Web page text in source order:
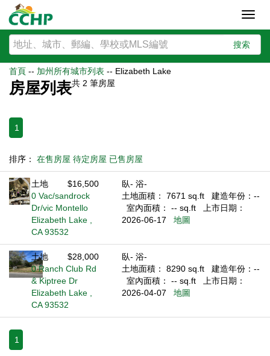
搜索
首頁 -- 加州所有城市列表 -- Elizabeth Lake
房屋列表共 2 筆房屋
1
排序： 在售房屋 待定房屋 已售房屋
土地
$16,500
0 Vac/sandrock
Dr/vic Montello
Elizabeth Lake ,
CA 93532
臥- 浴-
土地面積： 7671 sq.ft
建造年份：--
室內面積： -- sq.ft
上市日期：
2026-06-17
地圖
土地
$28,000
0 Ranch Club Rd
& Kiptree Dr
Elizabeth Lake ,
CA 93532
臥- 浴-
土地面積： 8290 sq.ft
建造年份：--
室內面積： -- sq.ft
上市日期：
2026-04-07
地圖
1